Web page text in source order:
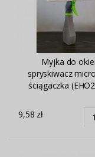
Myjka do
spryskiwacz
ściągaczka
9,58 zł